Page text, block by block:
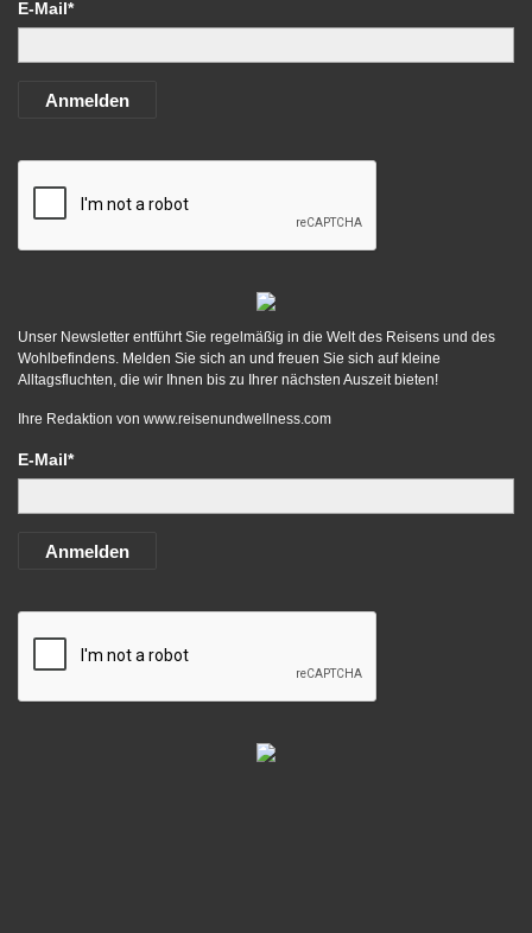
E-Mail*
Anmelden
Unser Newsletter entführt Sie regelmäßig in die Welt des Reisens und des
Wohlbefindens. Melden Sie sich an und freuen Sie sich auf kleine
Alltagsfluchten, die wir Ihnen bis zu Ihrer nächsten Auszeit bieten!
Ihre Redaktion von www.reisenundwellness.com
E-Mail*
Anmelden